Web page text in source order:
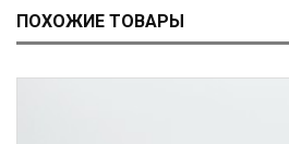
ПОХОЖИЕ ТОВАРЫ